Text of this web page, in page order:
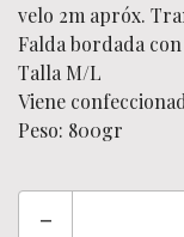
velo 2m apróx.
Falda bordada
Talla M/L
Viene
Peso: 800gr
-